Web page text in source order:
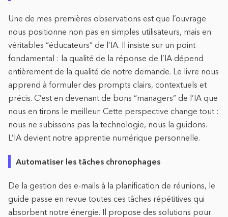
Une de mes premières observations est que l’ouvrage
nous positionne non pas en simples utilisateurs, mais en
véritables “éducateurs” de l’IA. Il insiste sur un point
fondamental : la qualité de la réponse de l’IA dépend
entièrement de la qualité de notre demande. Le livre nous
apprend à formuler des prompts clairs, contextuels et
précis. C’est en devenant de bons “managers” de l’IA que
nous en tirons le meilleur. Cette perspective change tout :
nous ne subissons pas la technologie, nous la guidons.
L’IA devient notre apprentie numérique personnelle.
Automatiser les tâches chronophages
De la gestion des e-mails à la planification de réunions, le
guide passe en revue toutes ces tâches répétitives qui
absorbent notre énergie. Il propose des solutions pour